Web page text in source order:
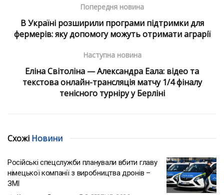
Попередня новина
В Україні розширили програми підтримки для
фермерів: яку допомогу можуть отримати аграрії
Наступна новина
Еліна Світоліна — Александра Еала: відео та
текстова онлайн-трансляція матчу 1/4 фіналу
тенісного турніру у Берліні
Схожі Новини
Російські спецслужби планували вбити главу
німецької компанії з виробництва дронів –
ЗМІ